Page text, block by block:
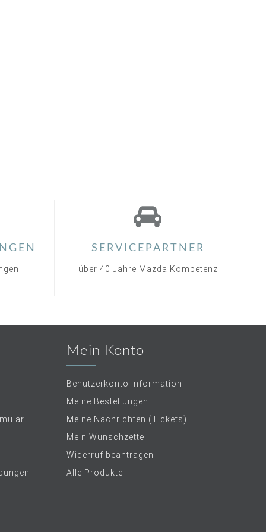
SERVICEPARTNER
über 40 Jahre Mazda Kompetenz
Mein Konto
Benutzerkonto Information
Meine Bestellungen
Meine Nachrichten (Tickets)
Mein Wunschzettel
Widerruf beantragen
Alle Produkte